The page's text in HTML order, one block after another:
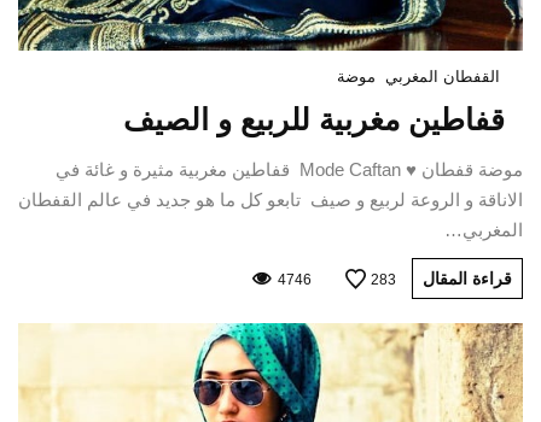
القفطان المغربي موضة
قفاطين مغربية للربيع و الصيف
موضة قفطان ♥ Mode Caftan قفاطين مغربية مثيرة و غائة في
الاناقة و الروعة لربيع و صيف تابعو كل ما هو جديد في عالم القفطان
المغربي…
قراءة المقال 283
4746